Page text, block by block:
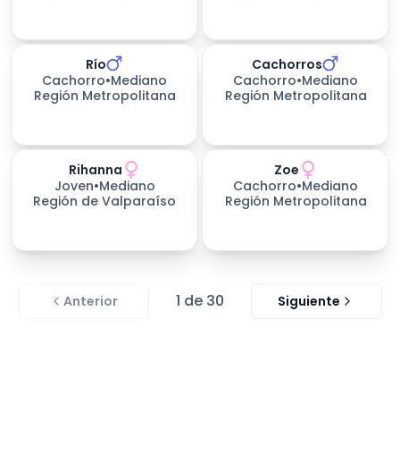
Río
Cachorro•Mediano
Región Metropolitana
Cachorros
Cachorro•Mediano
Región Metropolitana
días esperando
Rihanna
Joven•Mediano
Región de Valparaíso
Zoe
Cachorro•Mediano
Región Metropolitana
Anterior 1 de 30 Siguiente